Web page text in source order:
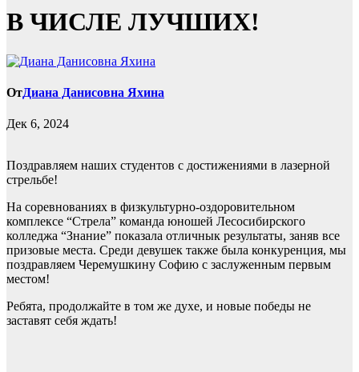
В ЧИСЛЕ ЛУЧШИХ!
ОтДиана Данисовна Яхина
Дек 6, 2024
Поздравляем наших студентов с достижениями в лазерной
стрельбе!
На соревнованиях в физкультурно-оздоровительном
комплексе “Стрела” команда юношей Лесосибирского
колледжа “Знание” показала отличнык результаты, заняв все
призовые места. Среди девушек также была конкуренция, мы
поздравляем Черемушкину Софию с заслуженным первым
местом!
Ребята, продолжайте в том же духе, и новые победы не
заставят себя ждать!